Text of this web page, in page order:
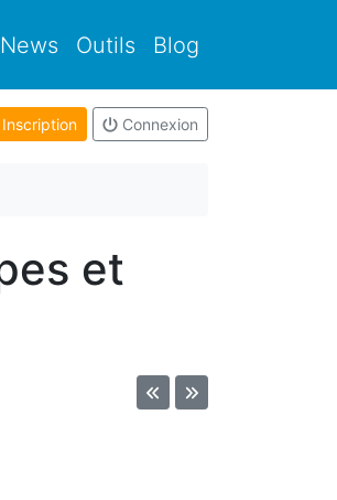
News Outils Blog
Inscription Connexion
et